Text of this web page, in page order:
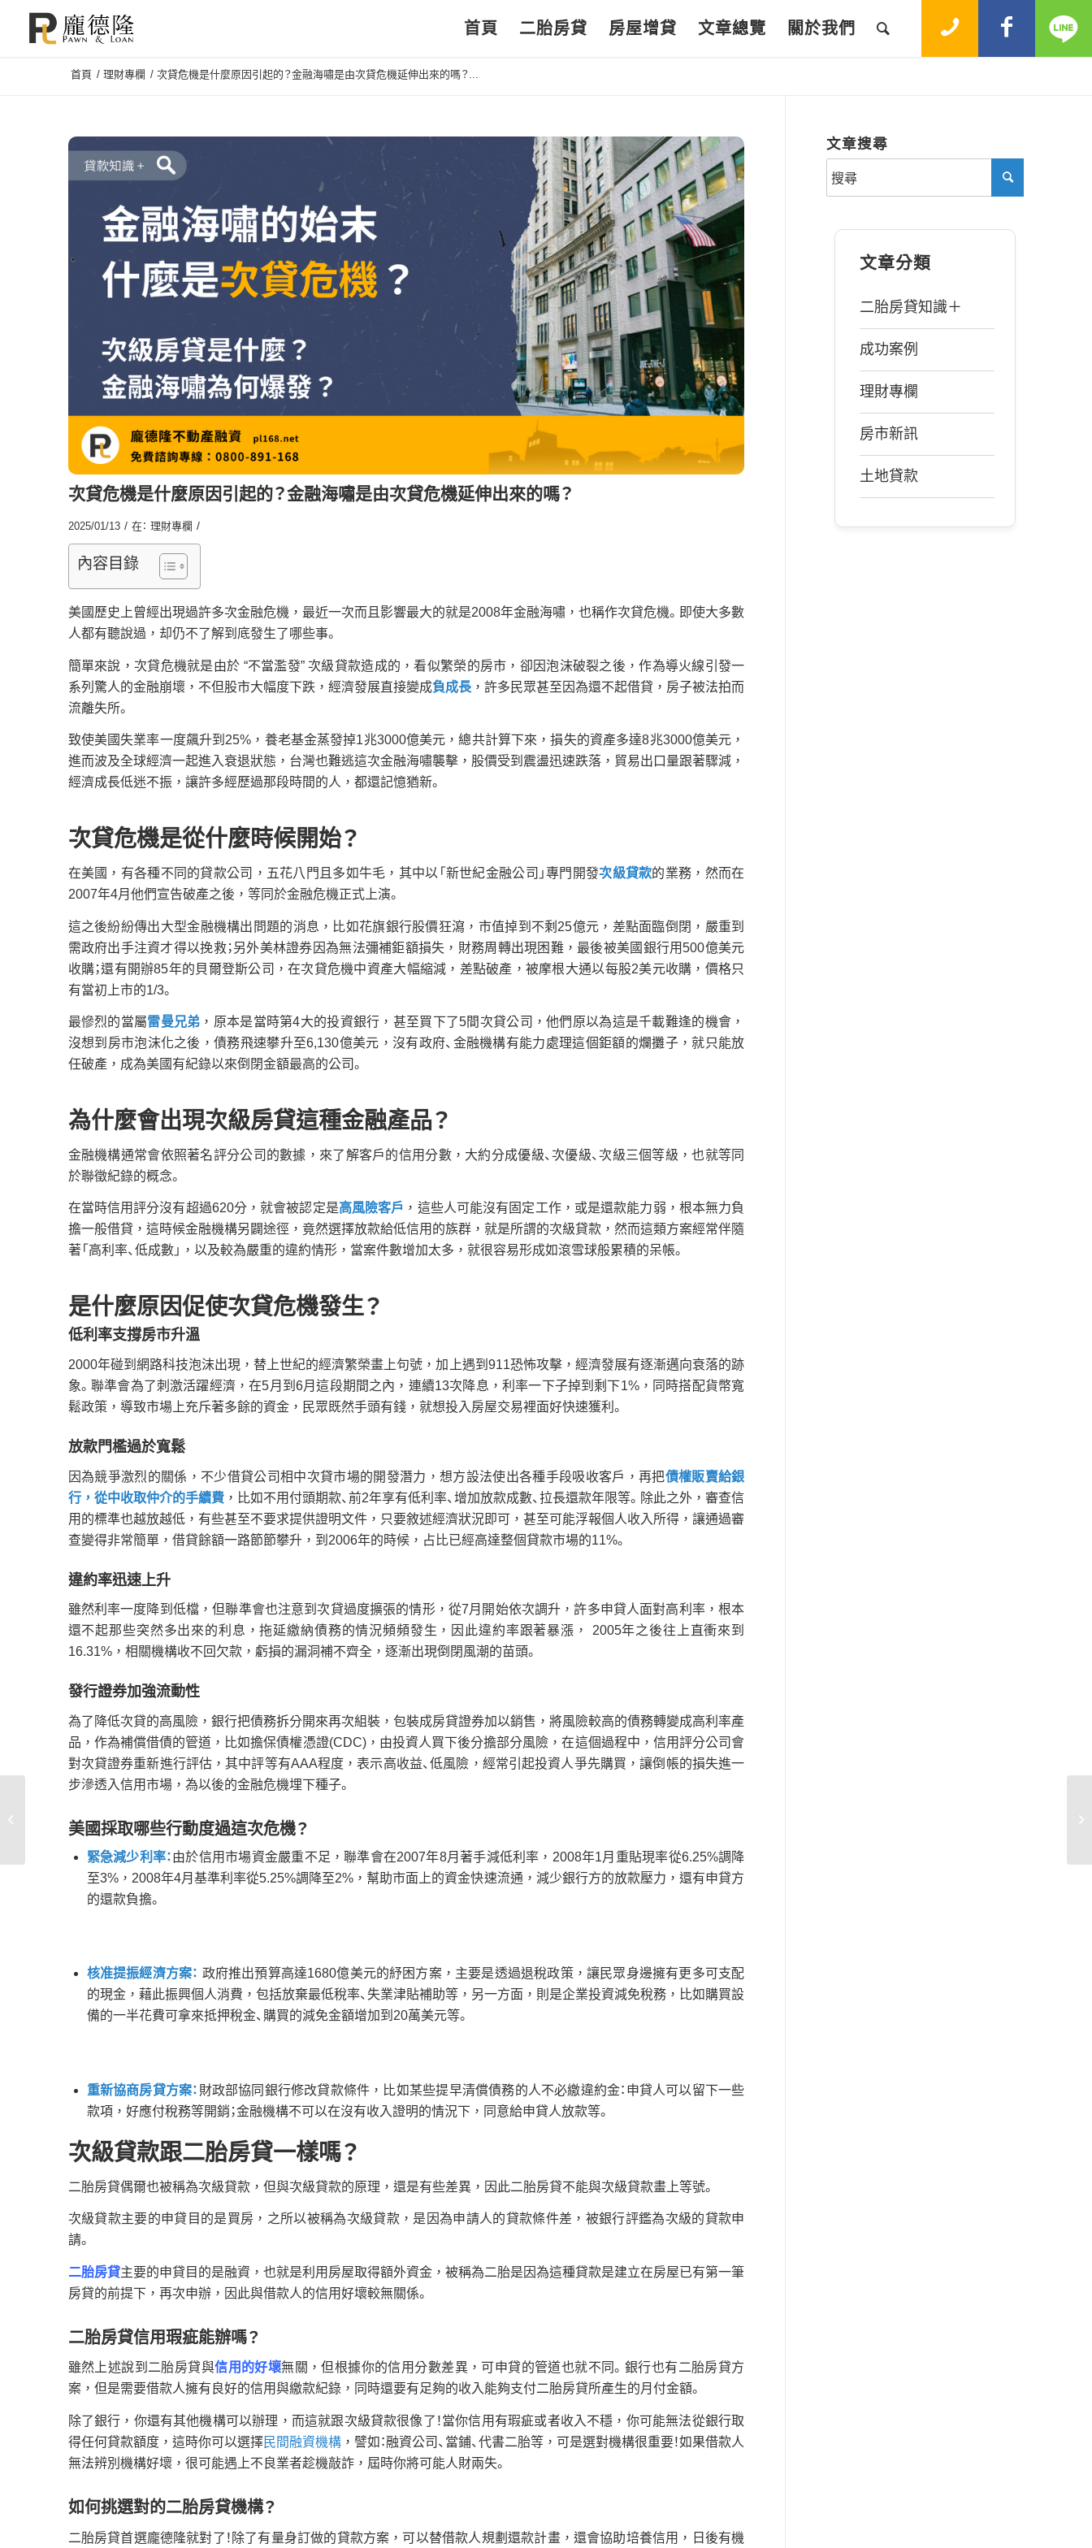
首頁 二胎房貸 房屋增貸 文章總覽 關於我們
首頁 / 理財專欄 / 次貸危機是什麼原因引起的？金融海嘯是由次貸危機延伸出來的嗎？...
次貸危機是什麼原因引起的？金融海嘯是由次貸危機延伸出來的嗎？
2025/01/13 / 在： 理財專欄 /
內容目錄
美國歷史上曾經出現過許多次金融危機，最近一次而且影響最大的就是2008年金融海嘯，也稱作次貸危機。即使大多數
人都有聽說過，却仍不了解到底發生了哪些事。
簡單來說，次貸危機就是由於 “不當濫發” 次級貸款造成的，看似繁榮的房市，卻因泡沫破裂之後，作為導火線引發一
系列驚人的金融崩壞，不但股市大幅度下跌，經濟發展直接變成負成長，許多民眾甚至因為還不起借貸，房子被法拍而
流離失所。
致使美國失業率一度飆升到25%，養老基金蒸發掉1兆3000億美元，總共計算下來，損失的資產多達8兆3000億美元，
進而波及全球經濟一起進入衰退狀態，台灣也難逃這次金融海嘯襲擊，股價受到震盪迅速跌落，貿易出口量跟著驟減，
經濟成長低迷不振，讓許多經歷過那段時間的人，都還記憶猶新。
次貸危機是從什麼時候開始？
在美國，有各種不同的貸款公司，五花八門且多如牛毛，其中以「新世紀金融公司」專門開發次級貸款的業務，然而在
2007年4月他們宣告破產之後，等同於金融危機正式上演。
這之後紛紛傳出大型金融機構出問題的消息，比如花旗銀行股價狂瀉，市值掉到不剩25億元，差點面臨倒閉，嚴重到
需政府出手注資才得以挽救；另外美林證券因為無法彌補鉅額損失，財務周轉出現困難，最後被美國銀行用500億美元
收購；還有開辦85年的貝爾登斯公司，在次貸危機中資產大幅縮減，差點破產，被摩根大通以每股2美元收購，價格只
有當初上市的1/3。
最慘烈的當屬雷曼兄弟 ，原本是當時第4大的投資銀行，甚至買下了5間次貸公司，他們原以為這是千載難逢的機會，
沒想到房市泡沫化之後，債務飛速攀升至6,130億美元，沒有政府、金融機構有能力處理這個鉅額的爛攤子，就只能放
任破產，成為美國有紀錄以來倒閉金額最高的公司。
為什麼會出現次級房貸這種金融產品？
金融機構通常會依照著名評分公司的數據，來了解客戶的信用分數，大約分成優級、次優級、次級三個等級，也就等同
於聯徵紀錄的概念。
在當時信用評分沒有超過620分，就會被認定是高風險客戶 ，這些人可能沒有固定工作，或是還款能力弱，根本無力負
擔一般借貸，這時候金融機構另闢途徑，竟然選擇放款給低信用的族群，就是所謂的次級貸款，然而這類方案經常伴隨
著「高利率、低成數」，以及較為嚴重的違約情形，當案件數增加太多，就很容易形成如滾雪球般累積的呆帳。
是什麼原因促使次貸危機發生？
低利率支撐房市升溫
2000年碰到網路科技泡沫出現，替上世紀的經濟繁榮畫上句號，加上遇到911恐怖攻擊，經濟發展有逐漸邁向衰落的跡
象。聯準會為了刺激活躍經濟，在5月到6月這段期間之內，連續13次降息，利率一下子掉到剩下1%，同時搭配貨幣寬
鬆政策，導致市場上充斥著多餘的資金，民眾既然手頭有錢，就想投入房屋交易裡面好快速獲利。
放款門檻過於寬鬆
因為競爭激烈的關係，不少借貸公司相中次貸市場的開發潛力，想方設法使出各種手段吸收客戶，再把債權販賣給銀
行，從中收取仲介的手續費，比如不用付頭期款、前2年享有低利率、增加放款成數、拉長還款年限等。除此之外，審查信
用的標準也越放越低，有些甚至不要求提供證明文件，只要敘述經濟狀況即可，甚至可能浮報個人收入所得，讓通過審
查變得非常簡單，借貸餘額一路節節攀升，到2006年的時候，占比已經高達整個貸款市場的11%。
違約率迅速上升
雖然利率一度降到低檔，但聯準會也注意到次貸過度擴張的情形，從7月開始依次調升，許多申貸人面對高利率，根本
還不起那些突然多出來的利息，拖延繳納債務的情況頻頻發生，因此違約率跟著暴漲， 2005年之後往上直衝來到
16.31%，相關機構收不回欠款，虧損的漏洞補不齊全，逐漸出現倒閉風潮的苗頭。
發行證券加強流動性
為了降低次貸的高風險，銀行把債務拆分開來再次組裝，包裝成房貸證券加以銷售，將風險較高的債務轉變成高利率產
品，作為補償借債的管道，比如擔保債權憑證(CDC)，由投資人買下後分擔部分風險，在這個過程中，信用評分公司會
對次貸證券重新進行評估，其中評等有AAA程度，表示高收益、低風險，經常引起投資人爭先購買，讓倒帳的損失進一
步滲透入信用市場，為以後的金融危機埋下種子。
美國採取哪些行動度過這次危機？
緊急減少利率：由於信用市場資金嚴重不足，聯準會在2007年8月著手減低利率，2008年1月重貼現率從6.25%調降
至3%，2008年4月基準利率從5.25%調降至2%，幫助市面上的資金快速流通，減少銀行方的放款壓力，還有申貸方
的還款負擔。
核准提振經濟方案： 政府推出預算高達1680億美元的紓困方案，主要是透過退稅政策，讓民眾身邊擁有更多可支配
的現金，藉此振興個人消費，包括放棄最低稅率、失業津貼補助等，另一方面，則是企業投資減免稅務，比如購買設
備的一半花費可拿來抵押稅金、購買的減免金額增加到20萬美元等。
重新協商房貸方案： 財政部協同銀行修改貸款條件，比如某些提早清償債務的人不必繳違約金：申貸人可以留下一些
款項，好應付稅務等開銷；金融機構不可以在沒有收入證明的情況下，同意給申貸人放款等。
次級貸款跟二胎房貸一樣嗎？
二胎房貸偶爾也被稱為次級貸款，但與次級貸款的原理，還是有些差異，因此二胎房貸不能與次級貸款畫上等號。
次級貸款主要的申貸目的是買房，之所以被稱為次級貸款，是因為申請人的貸款條件差，被銀行評鑑為次級的貸款申
請。
二胎房貸主要的申貸目的是融資，也就是利用房屋取得額外資金，被稱為二胎是因為這種貸款是建立在房屋已有第一筆
房貸的前提下，再次申辦，因此與借款人的信用好壞較無關係。
二胎房貸信用瑕疵能辦嗎？
雖然上述說到二胎房貸與信用的好壞無關，但根據你的信用分數差異，可申貸的管道也就不同。銀行也有二胎房貸方
案，但是需要借款人擁有良好的信用與繳款紀錄，同時還要有足夠的收入能夠支付二胎房貸所產生的月付金額。
除了銀行，你還有其他機構可以辦理，而這就跟次級貸款很像了！當你信用有瑕疵或者收入不穩，你可能無法從銀行取
得任何貸款額度，這時你可以選擇民間融資機構，譬如：融資公司、當鋪、代書二胎等，可是選對機構很重要！如果借款人
無法辨別機構好壞，很可能遇上不良業者趁機敲詐，屆時你將可能人財兩失。
如何挑選對的二胎房貸機構？
二胎房貸首選龐德隆就對了！除了有量身訂做的貸款方案，可以替借款人規劃還款計畫，還會協助培養信用，日後有機
文章搜尋
文章分類
二胎房貸知識＋
成功案例
理財專欄
房市新訊
土地貸款
古代高利貸利息竟高達
1000%？